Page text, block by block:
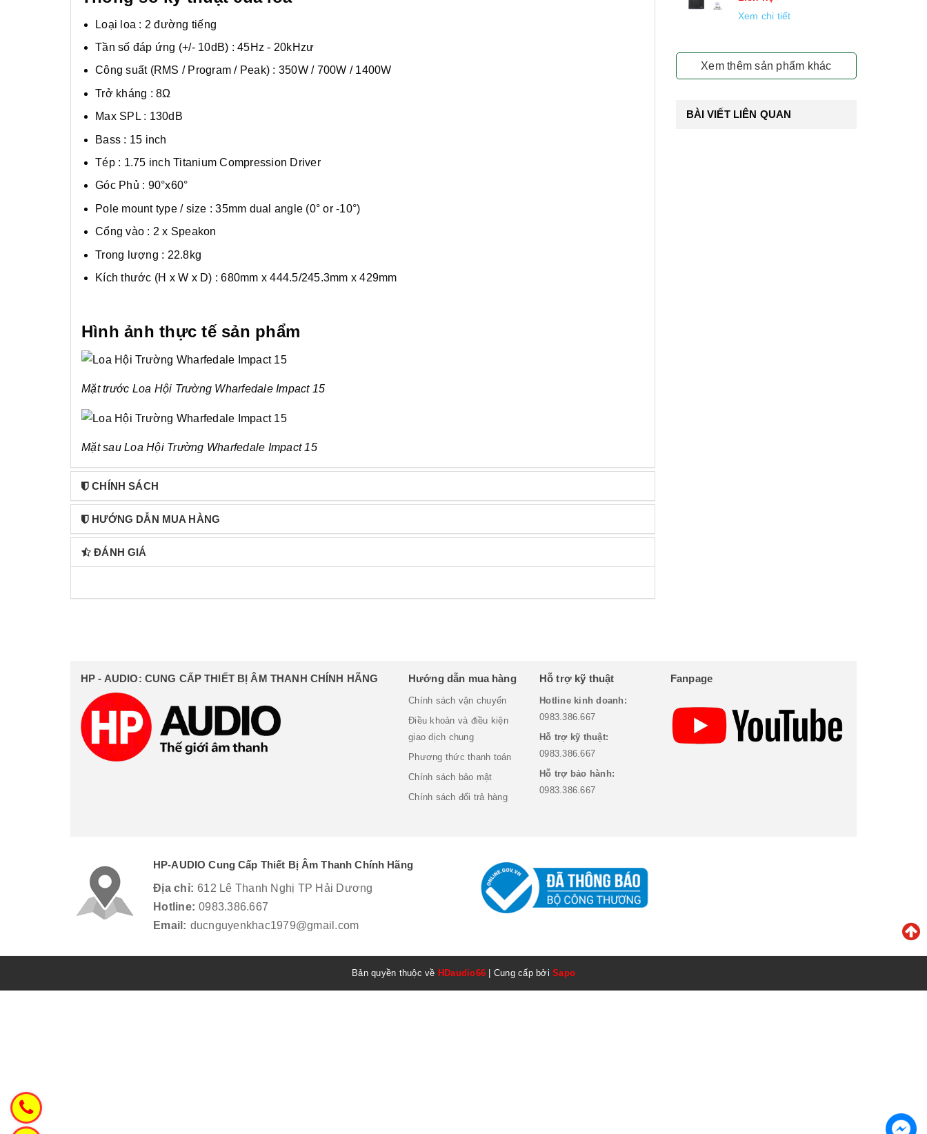
Loại loa : 2 đường tiếng
Tần số đáp ứng (+/- 10dB) : 45Hz - 20kHzư
Công suất (RMS / Program / Peak) : 350W / 700W / 1400W
Trở kháng : 8Ω
Max SPL : 130dB
Bass : 15 inch
Tép : 1.75 inch Titanium Compression Driver
Góc Phủ : 90°x60°
Pole mount type / size : 35mm dual angle (0° or -10°)
Cổng vào : 2 x Speakon
Trong lượng : 22.8kg
Kích thước (H x W x D) : 680mm x 444.5/245.3mm x 429mm
Hình ảnh thực tế sản phẩm
Mặt trước Loa Hội Trường Wharfedale Impact 15
Mặt sau Loa Hội Trường Wharfedale Impact 15
CHÍNH SÁCH
HƯỚNG DẪN MUA HÀNG
ĐÁNH GIÁ
Xem chi tiết
Xem thêm sản phẩm khác
BÀI VIẾT LIÊN QUAN
HP - AUDIO: CUNG CẤP THIẾT BỊ ÂM THANH CHÍNH HÃNG Hướng dẫn mua hàng
Chính sách vận chuyển
Điều khoản và điều kiện
giao dịch chung
Phương thức thanh toán
Chính sách bảo mật
Chính sách đổi trả hàng
Hỗ trợ kỹ thuật
Hotline kinh doanh:
0983.386.667
Hỗ trợ kỹ thuật:
0983.386.667
Hỗ trợ bảo hành:
0983.386.667
Fanpage
HP-AUDIO Cung Cấp Thiết Bị Âm Thanh Chính Hãng
Địa chỉ: 612 Lê Thanh Nghị TP Hải Dương
Hotline: 0983.386.667
Email: ducnguyenkhac1979@gmail.com
Bản quyền thuộc về HDaudio66 Cung cấp bởi Sapo